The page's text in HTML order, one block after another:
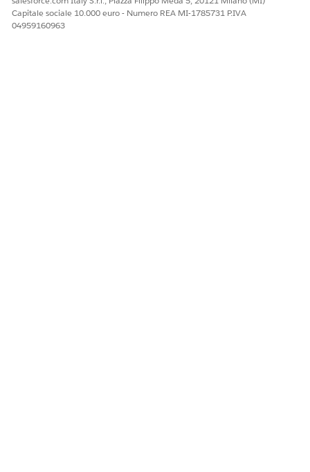
Capitale sociale 10.000 euro - Numero REA MI-1785731 P.IVA
04959160963